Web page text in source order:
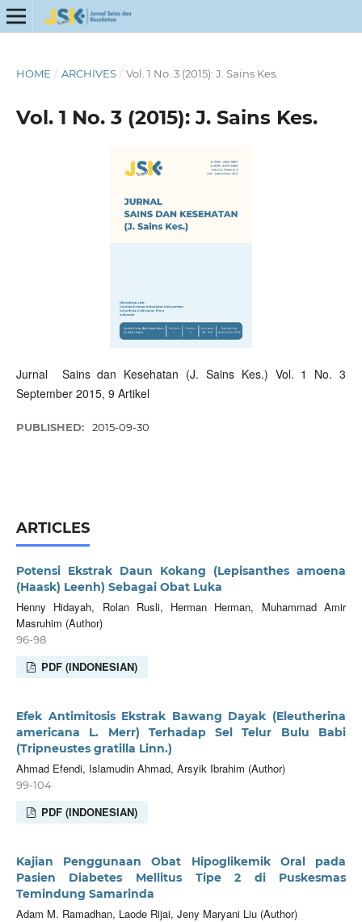
HOME / ARCHIVES / Vol. 1 No. 3 (2015): J. Sains Kes.
Vol. 1 No. 3 (2015): J. Sains Kes.
Jurnal Sains dan Kesehatan (J. Sains Kes.) Vol. 1 No. 3
September 2015, 9 Artikel
PUBLISHED: 2015-09-30
ARTICLES
Potensi Ekstrak Daun Kokang (Lepisanthes amoena
(Haask) Leenh) Sebagai Obat Luka
Henny Hidayah, Rolan Rusli, Herman Herman, Muhammad Amir
Masruhim (Author)
96-98
PDF (INDONESIAN)
Efek Antimitosis Ekstrak Bawang Dayak (Eleutherina
americana L. Merr) Terhadap Sel Telur Bulu Babi
(Tripneustes gratilla Linn.)
Ahmad Efendi, Islamudin Ahmad, Arsyik Ibrahim (Author)
99-104
PDF (INDONESIAN)
Kajian Penggunaan Obat Hipoglikemik Oral pada
Pasien Diabetes Mellitus Tipe 2 di Puskesmas
Temindung Samarinda
Adam M. Ramadhan, Laode Rijai, Jeny Maryani Liu (Author)